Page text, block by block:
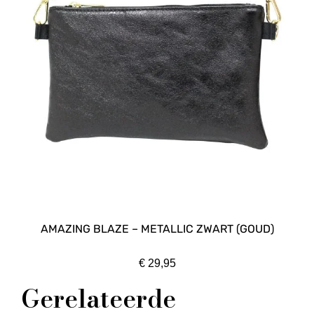
AMAZING BLAZE – METALLIC ZWART (GOUD)
€29,95
Gerelateerde